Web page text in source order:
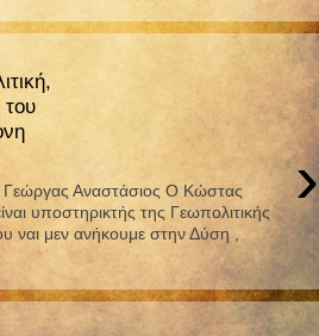
›
Αναστάσιος Ο Κώστας
υποστηρικτής της Γεωπολιτικής
ναι μεν ανήκουμε στην Δύση ,